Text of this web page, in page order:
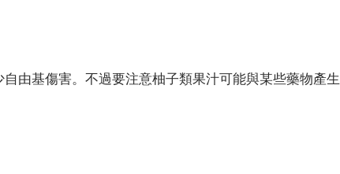
由基傷害。不過要注意柚子類果汁可能與某些藥物產